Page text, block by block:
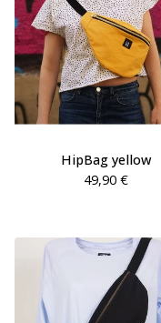
HipBag yellow
49,90 €